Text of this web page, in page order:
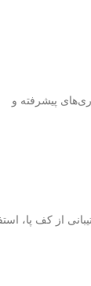
پیشرفته و
از کف پا،